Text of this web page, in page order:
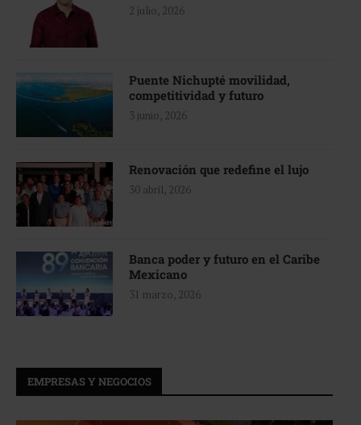
2 julio, 2026
Puente Nichupté movilidad,
competitividad y futuro
3 junio, 2026
Renovación que redefine el lujo
30 abril, 2026
Banca poder y futuro en el Caribe
Mexicano
31 marzo, 2026
EMPRESAS Y NEGOCIOS